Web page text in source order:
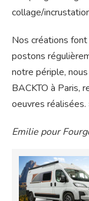
collage/
Nos créations
postons
notre périple,
BACKTO à Paris,
oeuvres réalisées.
Emilie pour